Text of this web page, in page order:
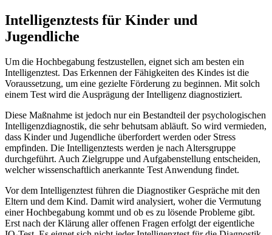
Intelligenztests für Kinder und
Jugendliche
Um die Hochbegabung festzustellen, eignet sich am besten ein
Intelligenztest. Das Erkennen der Fähigkeiten des Kindes ist die
Voraussetzung, um eine gezielte Förderung zu beginnen. Mit solch
einem Test wird die Ausprägung der Intelligenz diagnostiziert.
Diese Maßnahme ist jedoch nur ein Bestandteil der psychologischen
Intelligenzdiagnostik, die sehr behutsam abläuft. So wird vermieden,
dass Kinder und Jugendliche überfordert werden oder Stress
empfinden. Die Intelligenztests werden je nach Altersgruppe
durchgeführt. Auch Zielgruppe und Aufgabenstellung entscheiden,
welcher wissenschaftlich anerkannte Test Anwendung findet.
Vor dem Intelligenztest führen die Diagnostiker Gespräche mit den
Eltern und dem Kind. Damit wird analysiert, woher die Vermutung
einer Hochbegabung kommt und ob es zu lösende Probleme gibt.
Erst nach der Klärung aller offenen Fragen erfolgt der eigentliche